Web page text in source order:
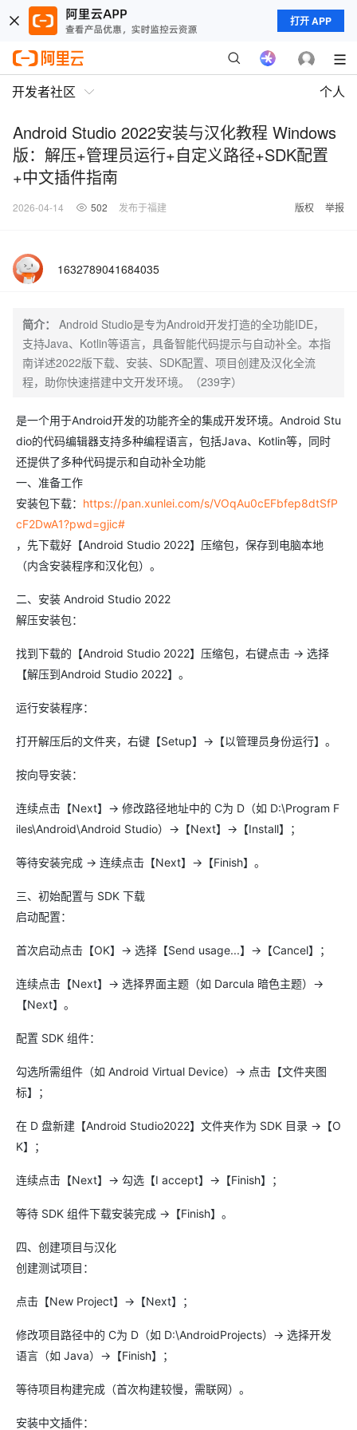
打开 APP
开发者社区 个人
Android Studio 2022安装与汉化教程 Windows
版：解压+管理员运行+自定义路径+SDK配置
+中文插件指南
2026-04-14 502 发布于福建 版权 举报
1632789041684035
简介：
Android Studio是专为Android开发打造的全功能IDE，
支持Java、Kotlin等语言，具备智能代码提示与自动补全。本指
南详述2022版下载、安装、SDK配置、项目创建及汉化全流
程，助你快速搭建中文开发环境。（239字）
​是一个用于Android开发的功能齐全的集成开发环境。Android Stu
dio的代码编辑器支持多种编程语言，包括Java、Kotlin等，同时
还提供了多种代码提示和自动补全功能
一、准备工作
安装包下载： https://pan.xunlei.com/s/VOqAu0cEFbfep8dtSfP
cF2DwA1?pwd=gjic#
，先下载好【Android Studio 2022】压缩包，保存到电脑本地
（内含安装程序和汉化包）。
二、安装 Android Studio 2022
解压安装包：
找到下载的【Android Studio 2022】压缩包，右键点击 → 选择
【解压到Android Studio 2022】。
运行安装程序：
打开解压后的文件夹，右键【Setup】→【以管理员身份运行】。
按向导安装：
连续点击【Next】→ 修改路径地址中的 C为 D（如 D:\Program F
iles\Android\Android Studio）→【Next】→【Install】；
等待安装完成 → 连续点击【Next】→【Finish】。
三、初始配置与 SDK 下载
启动配置：
首次启动点击【OK】→ 选择【Send usage...】→【Cancel】；
连续点击【Next】→ 选择界面主题（如 Darcula 暗色主题）→
【Next】。
配置 SDK 组件：
勾选所需组件（如 Android Virtual Device）→ 点击【文件夹图
标】；
在 D 盘新建【Android Studio2022】文件夹作为 SDK 目录 →【O
K】；
连续点击【Next】→ 勾选【I accept】→【Finish】；
等待 SDK 组件下载安装完成 →【Finish】。
四、创建项目与汉化
创建测试项目：
点击【New Project】→【Next】；
修改项目路径中的 C为 D（如 D:\AndroidProjects）→ 选择开发
语言（如 Java）→【Finish】；
等待项目构建完成（首次构建较慢，需联网）。
安装中文插件：